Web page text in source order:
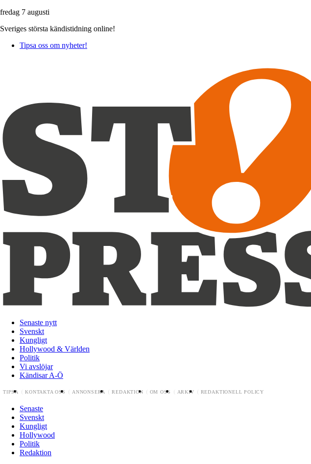
fredag 7 augusti
Sveriges största kändistidning online!
Tipsa oss om nyheter!
Senaste nytt
Svenskt
Kungligt
Hollywood & Världen
Politik
Vi avslöjar
Kändisar A-Ö
TIPSA KONTAKTA OSS ANNONSERA REDAKTION OM OSS ARKIV REDAKTIONELL POLICY
Senaste
Svenskt
Kungligt
Hollywood
Politik
Redaktion